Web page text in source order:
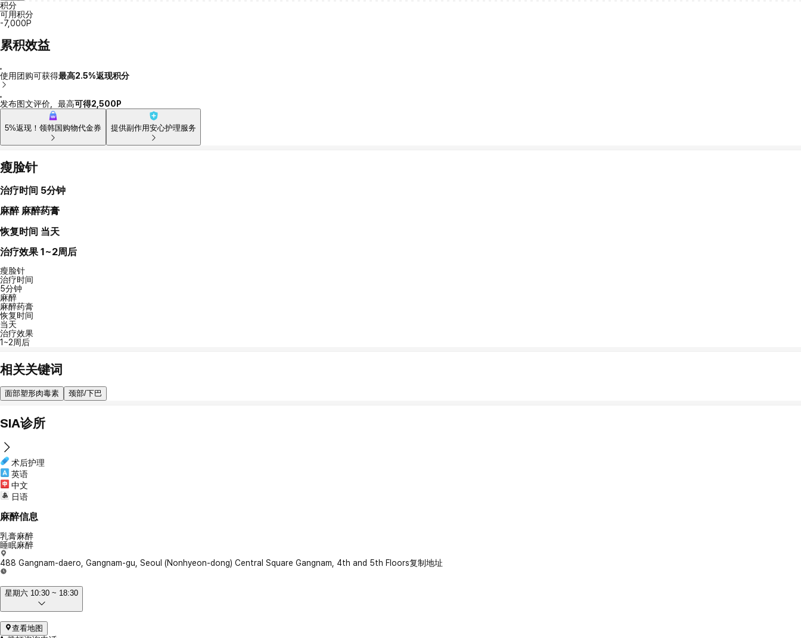
积分
可用积分
-7,000P
累积效益
使用团购可获得最高2.5%返现积分
发布图文评价，最高可得2,500P
5%返现！领韩国购物代金券 提供副作用安心护理服务
瘦脸针
治疗时间 5分钟
麻醉 麻醉药膏
恢复时间 当天
治疗效果 1~2周后
瘦脸针
治疗时间
5分钟
麻醉
麻醉药膏
恢复时间
当天
治疗效果
1~2周后
相关关键词
面部塑形肉毒素 颈部/下巴
SIA诊所
术后护理
英语
中文
日语
麻醉信息
乳膏麻醉
睡眠麻醉
488 Gangnam-daero, Gangnam-gu, Seoul (Nonhyeon-dong) Central Square Gangnam, 4th and 5th Floors复制地址
星期六 10:30 ~ 18:30
查看地图